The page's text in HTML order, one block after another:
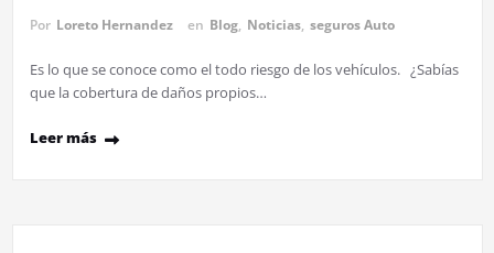
Por Loreto Hernandez en Blog, Noticias, seguros Auto
Es lo que se conoce como el todo riesgo de los vehículos. ¿Sabías
que la cobertura de daños propios…
Leer más